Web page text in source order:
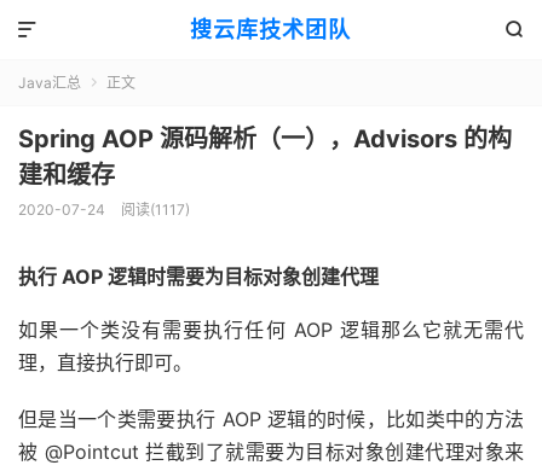
搜云库技术团队 

Java汇总  正文
Spring AOP 源码解析（一），Advisors 的构
建和缓存
2020-07-24 阅读(1117)
执行 AOP 逻辑时需要为目标对象创建代理
如果一个类没有需要执行任何 AOP 逻辑那么它就无需代
理，直接执行即可。
但是当一个类需要执行 AOP 逻辑的时候，比如类中的方法
被 @Pointcut 拦截到了就需要为目标对象创建代理对象来